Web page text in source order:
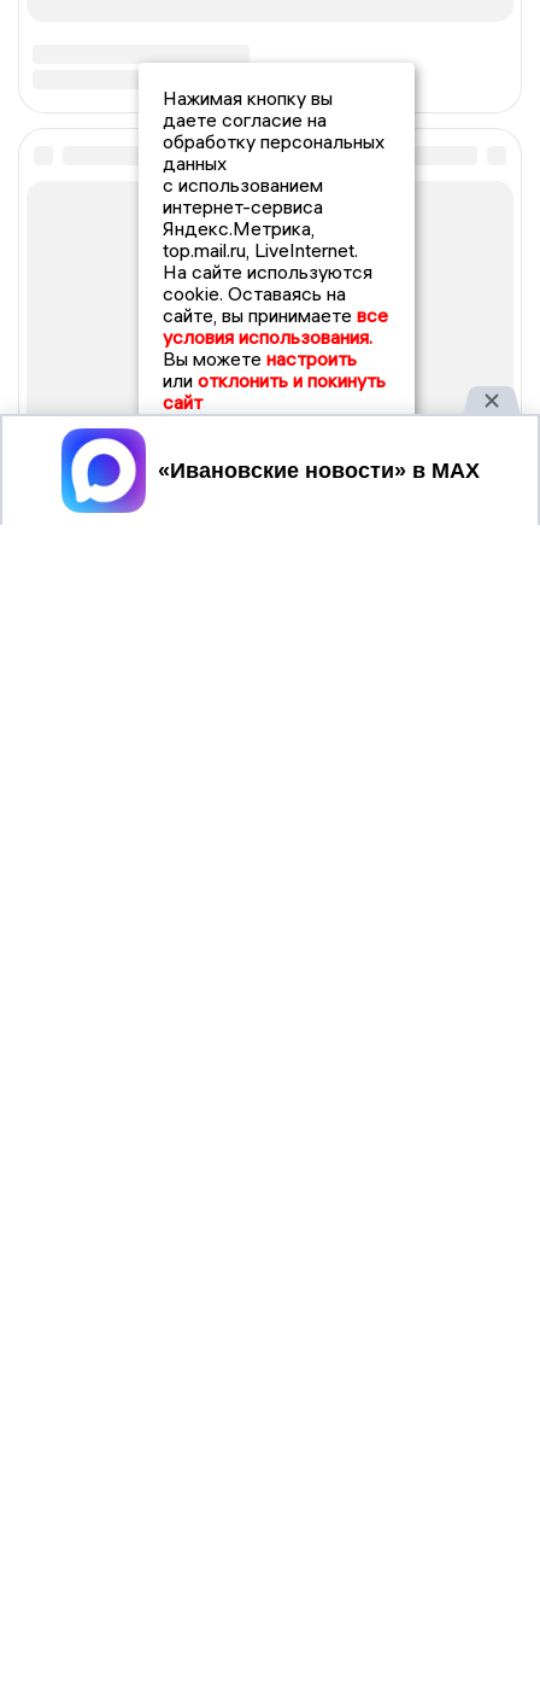
Нажимая кнопку вы
даете согласие на
обработку персональных
данных
с использованием
интернет-сервиса
Яндекс.Метрика,
top.mail.ru, LiveInternet.
На сайте используются
cookie. Оставаясь на
сайте, вы принимаете все
условия использования.
Вы можете настроить
или отклонить и покинуть
сайт
Принять